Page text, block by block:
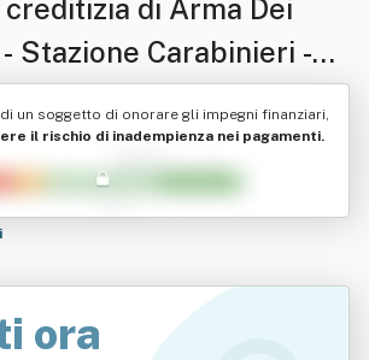
di Arma Dei
Stazione Carabinieri -
un soggetto di onorare gli impegni finanziari,
il rischio di inadempienza nei pagamenti.
ora